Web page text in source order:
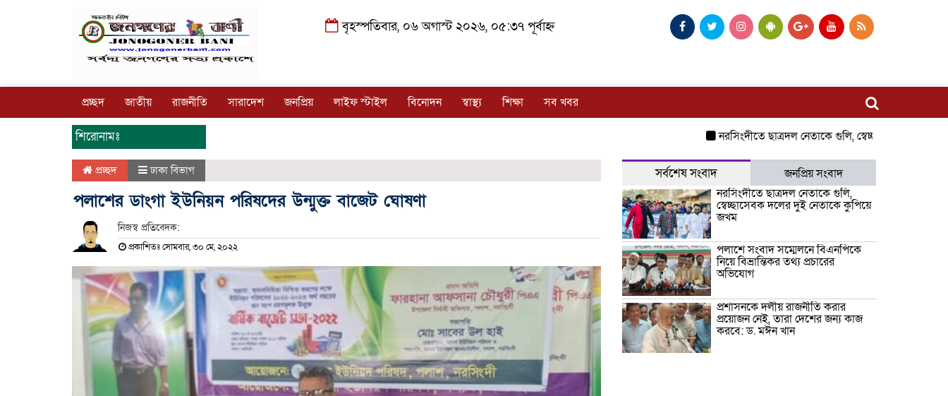
বৃহস্পতিবার, ০৬ অগাস্ট ২০২৬, ০৫:৩৭ পূর্বাহ্ন
প্রচ্ছদ জাতীয় রাজনীতি সারাদেশ জনপ্রিয় লাইফ স্টাইল বিনোদন স্বাস্থ্য শিক্ষা সব খবর
শিরোনামঃ নরসিংদীতে ছাত্রদল নেতাকে গুলি, স্বেচ্ছাসেবক দলের দুই
প্রচ্ছদ ঢাকা বিভাগ
পলাশের ডাংগা ইউনিয়ন পরিষদের উন্মুক্ত বাজেট ঘোষণা
নিজস্ব প্রতিবেদক:
প্রকাশিতঃ সোমবার, ৩০ মে, ২০২২
সর্বশেষ সংবাদ
জনপ্রিয় সংবাদ
নরসিংদীতে ছাত্রদল নেতাকে গুলি,
স্বেচ্ছাসেবক দলের দুই নেতাকে কুপিয়ে
জখম
পলাশে সংবাদ সম্মেলনে বিএনপিকে
নিয়ে বিভ্রান্তিকর তথ্য প্রচারের
অভিযোগ
প্রশাসনকে দলীয় রাজনীতি করার
প্রয়োজন নেই, তারা দেশের জন্য কাজ
করবে: ড. মঈন খান